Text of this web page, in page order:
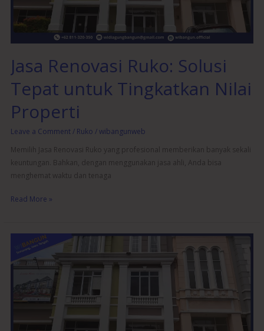
Jasa Renovasi Ruko: Solusi
Tepat untuk Tingkatkan Nilai
Properti
Leave a Comment / Ruko /wibangunweb
Memilih Jasa Renovasi Ruko yang profesional memberikan banyak sekali
keuntungan. Bahkan, dengan menggunakan jasa ahli, Anda bisa
menghemat waktu dan tenaga
Properti
Read More »
Renovasi
Ruko
Langkah
Aman